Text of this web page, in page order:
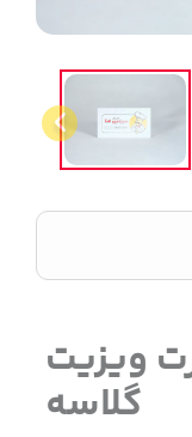
ویزیت
گلاسه